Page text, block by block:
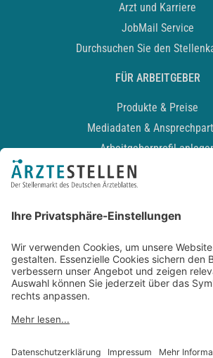
Arzt und Karriere
JobMail Service
Durchsuchen Sie den
FÜR ARBEITGEBER
Produkte & Preise
Mediadaten &
Arbeitgeberprofil
Recruiting-Podcast
Kontakt
Datenschutz
Newsletter